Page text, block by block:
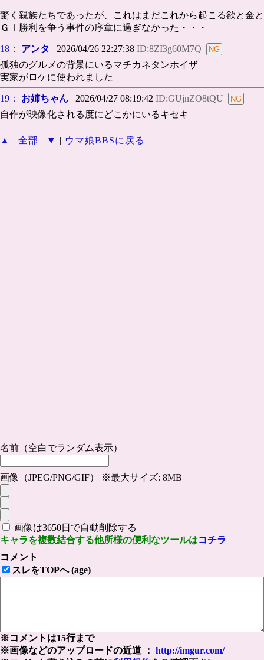
驚く親族たちであったが、これはまだこれから起こる欲と金と
ＧＩ勝利を争う事件の序章に過ぎなかった・・・
18： アンタ 2026/04/26 22:27:38 ID:8ZI3g60M7Q
孤独のグルメの背景にいるマチカネタンホイザ
実家がロケに使われました
19： お姉ちゃん 2026/04/27 08:19:42 ID:GUjnZO8tQU
自作が映像化される度にどこかにいるキセキ
▲ | 全部 | ▼ | ウマ娘BBSに戻る
名前（空白でランダム表示）
画像（JPEG/PNG/GIF） ※最大サイズ: 8MB
画像は3650日で自動削除する
キャラを複数結合する他所様の便利なツールはコチラ
コメント
スレをTOPへ (age)
※コメントは15行まで
※画像などのアップロードの近道 ： http://imgur.com/